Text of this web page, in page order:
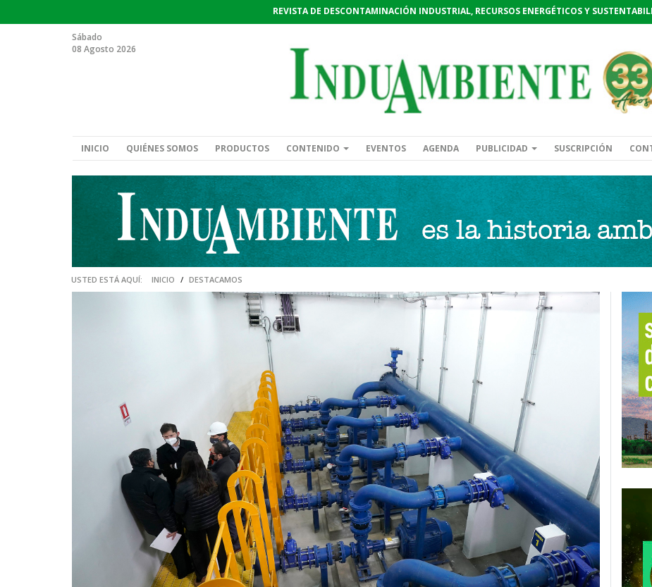
REVISTA DE DESCONTAMINACIÓN INDUSTRIAL, RECURSOS ENERGÉTICOS Y
Sábado
08 Agosto 2026
INICIO QUIÉNES SOMOS PRODUCTOS CONTENIDO EVENTOS AGENDA PUBLICIDAD SUSCRIPCIÓN
USTED ESTÁ AQUÍ: INICIO / DESTACAMOS